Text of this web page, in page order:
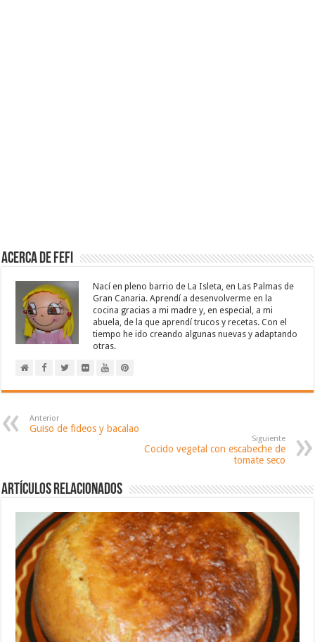
Acerca de Fefi
Nací en pleno barrio de La Isleta, en Las Palmas de
Gran Canaria. Aprendí a desenvolverme en la
cocina gracias a mi madre y, en especial, a mi
abuela, de la que aprendí trucos y recetas. Con el
tiempo he ido creando algunas nuevas y adaptando
otras.
Anterior
Guiso de fideos y bacalao
Siguiente
Cocido vegetal con escabeche de
tomate seco
Artículos relacionados